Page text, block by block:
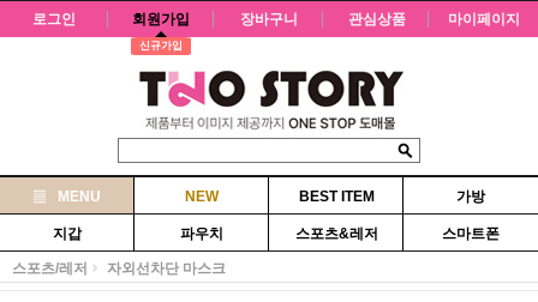
로그인 회원가입
신규가입
장바구니 관심상품 마이페이지
MENU NEW BEST ITEM 가방
지갑 파우치 스포츠&레저 스마트폰
스포츠/레저 자외선차단 마스크